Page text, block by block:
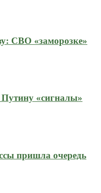
СВО «заморозке»
Путину «сигналы»
пришла очередь